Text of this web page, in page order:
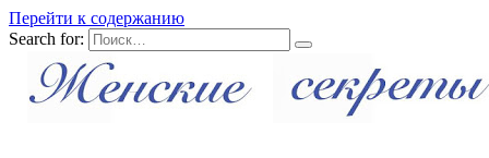
Перейти к содержанию
Search for: